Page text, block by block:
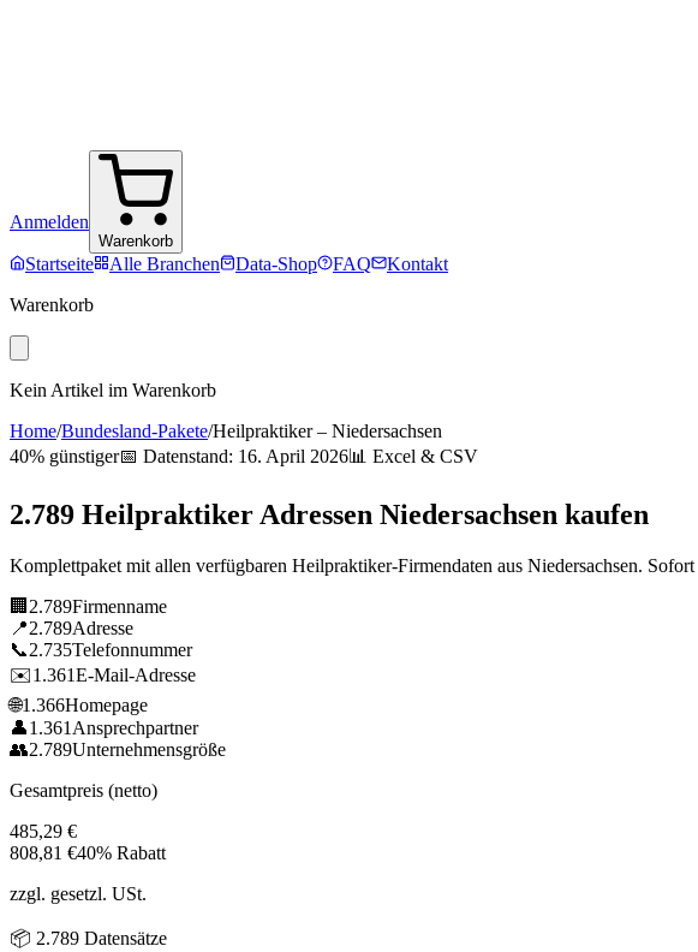
Anmelden
Warenkorb
Startseite Alle Branchen Data-Shop FAQ
Kontakt
Warenkorb
Kein Artikel im Warenkorb
Home/Bundesland-Pakete/Heilpraktiker– Niedersachsen
40% günstiger📅 Datenstand: 16. April 2026📊 Excel & CSV
2.789 Heilpraktiker Adressen Niedersachsen kaufen
Komplettpaket mit allen verfügbaren Heilpraktiker-Firmendaten aus Niedersachsen.
🏢 2.789Firmenname
📍2.789Adresse
📞2.735Telefonnummer
✉️1.361E-Mail-Adresse
🌐1.366Homepage
👤1.361 Ansprechpartner
👥2.789Unternehmensgröße
Gesamtpreis (netto)
485,29 €
808,81 €40% Rabatt
zzgl. gesetzl. USt.
📦 2.789 Datensätze